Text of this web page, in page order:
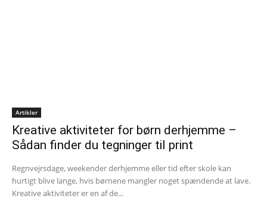
Artikler
Kreative aktiviteter for børn derhjemme –
Sådan finder du tegninger til print
Regnvejrsdage, weekender derhjemme eller tid efter skole kan
hurtigt blive lange, hvis børnene mangler noget spændende at lave.
Kreative aktiviteter er en af de...